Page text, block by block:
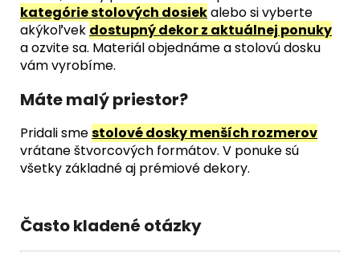
kategórie stolových dosiekalebo si vyberte
akýkoľvek dostupný dekor z aktuálnej ponuky
a ozvite sa. Materiál objednáme a stolovú dosku
vám vyrobíme.
Máte malý priestor?
Pridali smestolové dosky menších rozmerov
vrátane štvorcových formátov. V ponuke sú
všetky základné aj prémiové dekory.
Často kladené otázky